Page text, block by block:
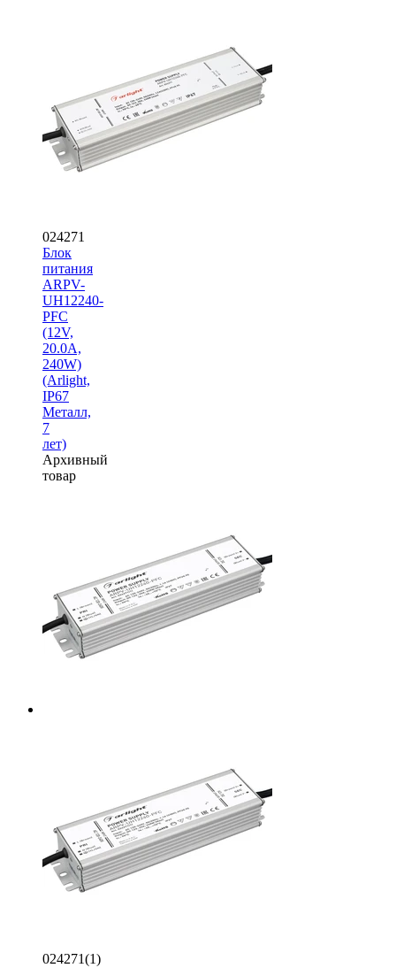
024271
Блок
питания
ARPV-
UH12240-
PFC
(12V,
20.0A,
240W)
(Arlight,
IP67
Металл,
7
лет)
Архивный
товар
024271(1)